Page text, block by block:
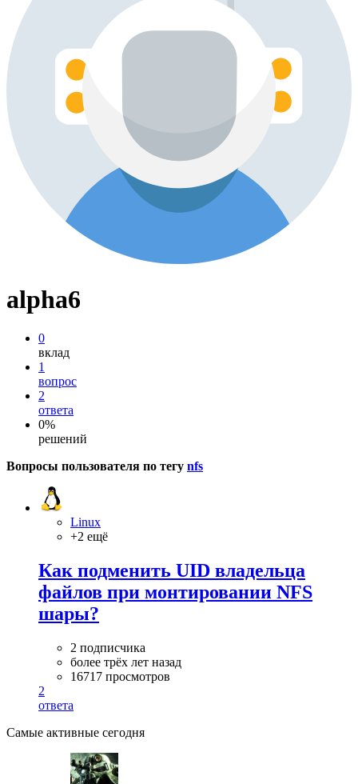
alpha6
0
вклад
1
вопрос
2
ответа
0%
решений
Вопросы пользователя по тегу nfs
Linux
+2 ещё
Как подменить UID владельца
файлов при монтировании NFS
шары?
2 подписчика
более трёх лет назад
16717 просмотров
2
ответа
Самые активные сегодня